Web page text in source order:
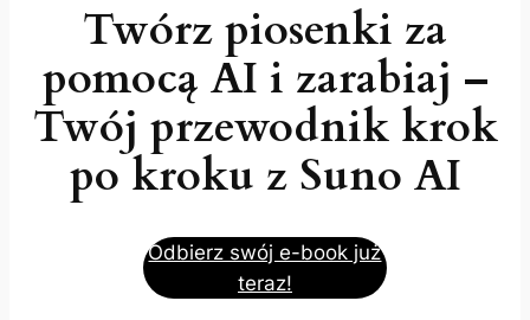
Twórz piosenki za
pomocą AI i zarabiaj –
Twój przewodnik krok
po kroku z Suno AI
Odbierz swój e-book już
teraz!